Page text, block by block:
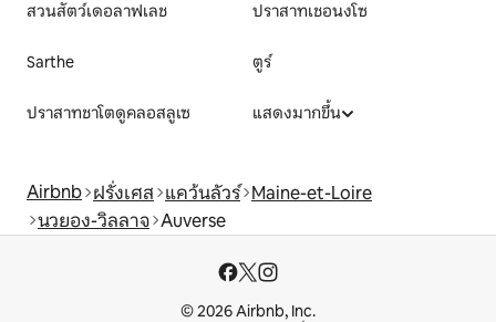
สวนสัตว์เดอลาฟเลช ปราสาทเชอนงโซ
Sarthe ตูร์
ปราสาทชาโตดูคลอสลูเซ แสดงมากขึ้น
Airbnb ฝรั่งเศส แคว้นลัวร์ Maine-et-Loire
นวยอง-วิลลาจ Auverse
© 2026 Airbnb, Inc.